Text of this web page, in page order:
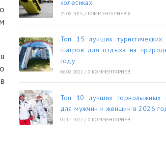
колесиках
21.08.2015 / КОММЕНТАРИЕВ 8
Топ 15 лучших туристических
шатров для отдыха на
году
06.08.2022 / 0 КОММЕНТАРИЕВ
Топ 10 лучших горнолыжных
для мужчин и женщин в 2026
02.12.2022 / 0 КОММЕНТАРИЕВ